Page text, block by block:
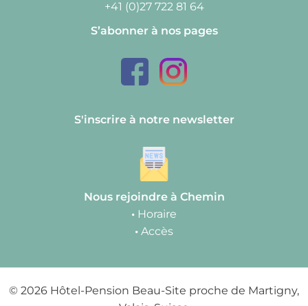
+41 (0)27 722 81 64
S’abonner à nos pages
S'inscrire à notre newsletter
Nous rejoindre à Chemin
• Horaire
• Accès
© 2026 Hôtel-Pension Beau-Site proche de Martigny,